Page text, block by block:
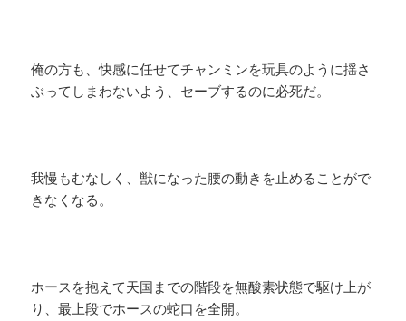
俺の方も、快感に任せてチャンミンを玩具のように揺さ
ぶってしまわないよう、セーブするのに必死だ。
我慢もむなしく、獣になった腰の動きを止めることがで
きなくなる。
ホースを抱えて天国までの階段を無酸素状態で駆け上が
り、最上段でホースの蛇口を全開。